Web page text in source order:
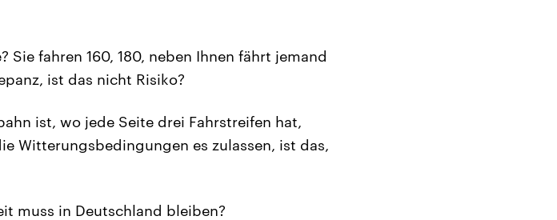
Sie fahren 160, 180, neben Ihnen fährt jemand
ist das nicht Risiko?
ist, wo jede Seite drei Fahrstreifen hat,
Witterungsbedingungen es zulassen, ist das,
muss in Deutschland bleiben?